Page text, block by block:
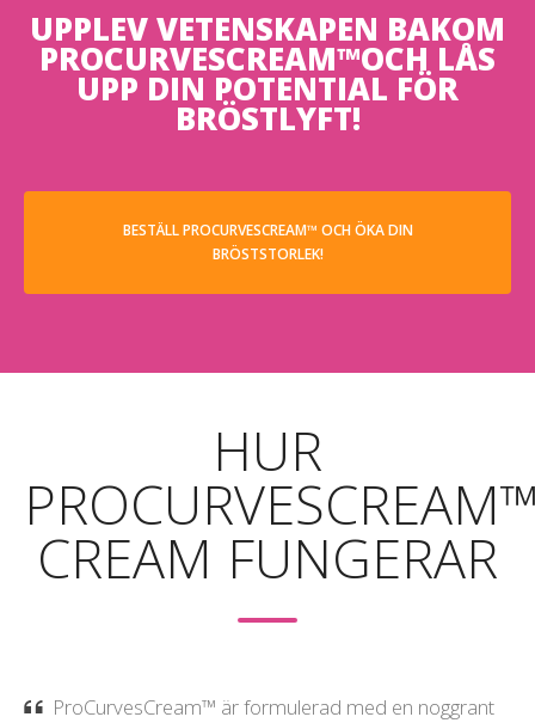
UPPLEV VETENSKAPEN BAKOM
PROCURVESCREAM™OCH LÅS
UPP DIN POTENTIAL FÖR
BRÖSTLYFT!
BESTÄLL PROCURVESCREAM™ OCH ÖKA DIN
BRÖSTSTORLEK!
HUR
CREAM FUNGERAR
ProCurvesCream™ är formulerad med en noggrant